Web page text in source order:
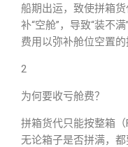
船期出运，致使拼箱
补“空舱”，导致“装不
费用以弥补舱位空置的
2
为何要收亏舱费？
拼箱货代只能按整箱（
无论箱子是否拼满，